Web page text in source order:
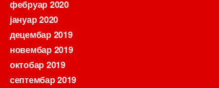
фебруар 2020
јануар 2020
децембар 2019
новембар 2019
октобар 2019
септембар 2019